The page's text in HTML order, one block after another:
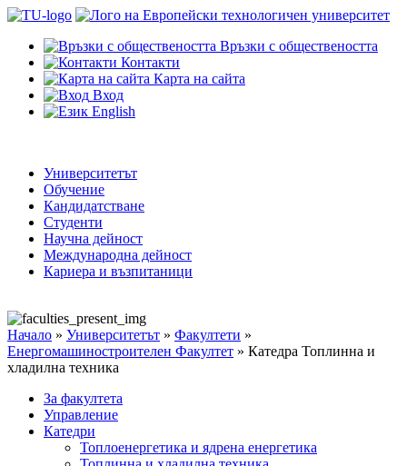
Връзки с обществеността
Контакти
Карта на сайта
Вход
English
Университетът
Обучение
Кандидатстване
Студенти
Научна дейност
Международна дейност
Кариера и възпитаници
Начало » Университетът » Факултети »
Енергомашиностроителен Факултет » Катедра Топлинна и
хладилна техника
За факултета
Управление
Катедри
Топлоенергетика и ядрена енергетика